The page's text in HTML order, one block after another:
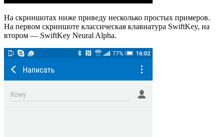
На скриншотах ниже приведу несколько простых примеров.
На первом скриншоте классическая клавиатура SwiftKey, на
втором — SwiftKey Neural Alpha.